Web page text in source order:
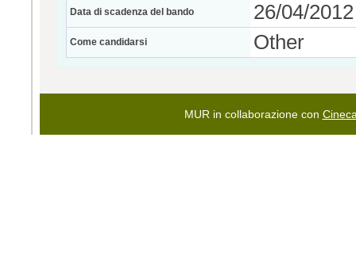
Data di scadenza del bando 26/04/
Come candidarsi Other
MUR in collaborazione con